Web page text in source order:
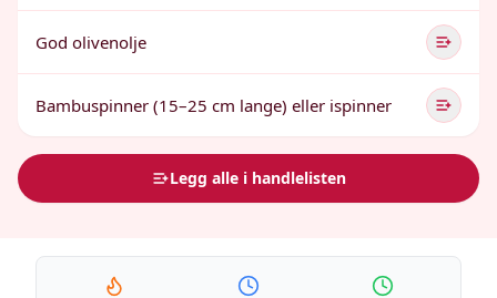
God olivenolje
Bambuspinner (15–25 cm lange) eller ispinner
Legg alle i handlelisten